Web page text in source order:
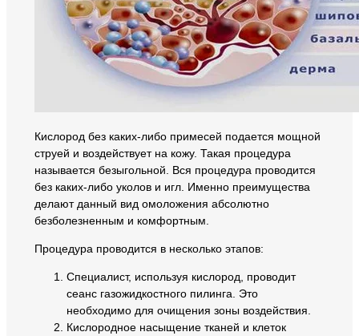
Кислород без каких-либо примесей подается мощной
струей и воздействует на кожу. Такая процедура
называется безыгольной. Вся процедура проводится
без каких-либо уколов и игл. Именно преимущества
делают данный вид омоложения абсолютно
безболезненным и комфортным.
Процедура проводится в несколько этапов:
Специалист, используя кислород, проводит
сеанс газожидкостного пилинга. Это
необходимо для очищения зоны воздействия.
Кислородное насыщение тканей и клеток